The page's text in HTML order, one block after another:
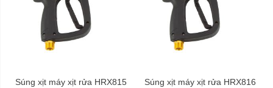
Súng xịt máy xịt rửa HRX815 Súng xịt máy xịt rửa HRX816